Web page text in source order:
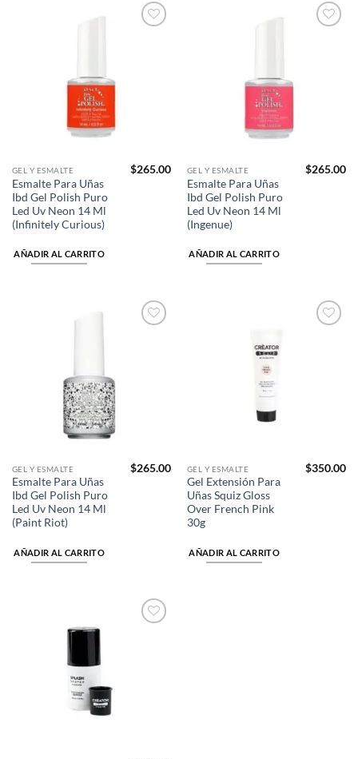
GEL Y ESMALTE
Esmalte Para Uñas
Ibd Gel Polish Puro
Led Uv Neon 14 Ml
(Infinitely Curious)
$265.00
AÑADIR AL CARRITO
GEL Y ESMALTE
Esmalte Para Uñas
Ibd Gel Polish Puro
Led Uv Neon 14 Ml
(Ingenue)
$265.00
AÑADIR AL CARRITO
GEL Y ESMALTE
Esmalte Para Uñas
Ibd Gel Polish Puro
Led Uv Neon 14 Ml
(Paint Riot)
$265.00
AÑADIR AL CARRITO
GEL Y ESMALTE
Gel Extensión Para
Uñas Squiz Gloss
Over French Pink
30g
$350.00
AÑADIR AL CARRITO